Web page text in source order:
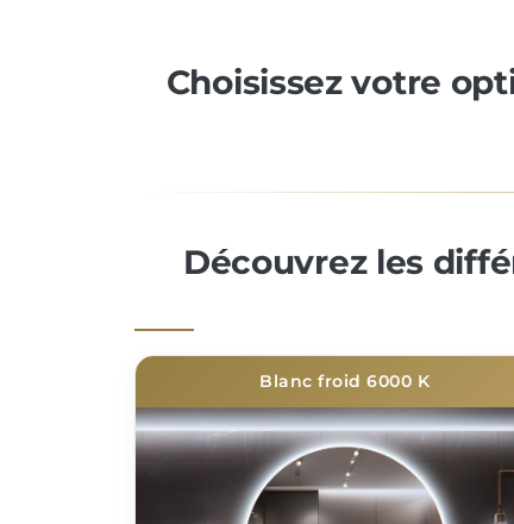
Choisissez votre
Découvrez les
Blanc froid 6000 K